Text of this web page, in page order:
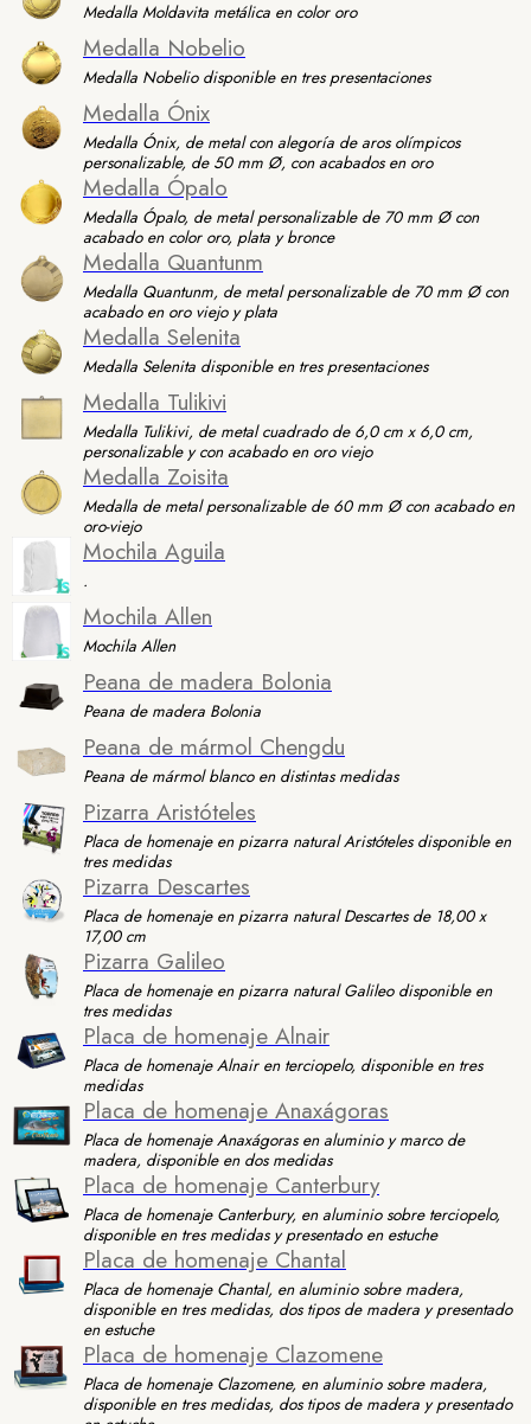
Medalla Moldavita metálica en color oro
Medalla Nobelio
Medalla Nobelio disponible en tres presentaciones
Medalla Ónix
Medalla Ónix, de metal con alegoría de aros olímpicos
personalizable, de 50 mm Ø, con acabados en oro
Medalla Ópalo
Medalla Ópalo, de metal personalizable de 70 mm Ø con
acabado en color oro, plata y bronce
Medalla Quantunm
Medalla Quantunm, de metal personalizable de 70 mm Ø con
acabado en oro viejo y plata
Medalla Selenita
Medalla Selenita disponible en tres presentaciones
Medalla Tulikivi
Medalla Tulikivi, de metal cuadrado de 6,0 cm x 6,0 cm,
personalizable y con acabado en oro viejo
Medalla Zoisita
Medalla de metal personalizable de 60 mm Ø con acabado en
oro-viejo
Mochila Aguila
.
Mochila Allen
Mochila Allen
Peana de madera Bolonia
Peana de madera Bolonia
Peana de mármol Chengdu
Peana de mármol blanco en distintas medidas
Pizarra Aristóteles
Placa de homenaje en pizarra natural Aristóteles disponible en
tres medidas
Pizarra Descartes
Placa de homenaje en pizarra natural Descartes de 18,00 x
17,00 cm
Pizarra Galileo
Placa de homenaje en pizarra natural Galileo disponible en
tres medidas
Placa de homenaje Alnair
Placa de homenaje Alnair en terciopelo, disponible en tres
medidas
Placa de homenaje Anaxágoras
Placa de homenaje Anaxágoras en aluminio y marco de
madera, disponible en dos medidas
Placa de homenaje Canterbury
Placa de homenaje Canterbury, en aluminio sobre terciopelo,
disponible en tres medidas y presentado en estuche
Placa de homenaje Chantal
Placa de homenaje Chantal, en aluminio sobre madera,
disponible en tres medidas, dos tipos de madera y presentado
en estuche
Placa de homenaje Clazomene
Placa de homenaje Clazomene, en aluminio sobre madera,
disponible en tres medidas, dos tipos de madera y presentado